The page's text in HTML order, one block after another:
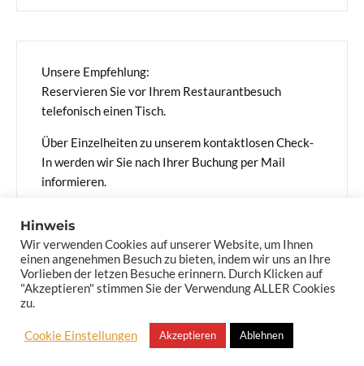
Unsere Empfehlung:
Reservieren Sie vor Ihrem Restaurantbesuch
telefonisch einen Tisch.
Über Einzelheiten zu unserem kontaktlosen Check-
In werden wir Sie nach Ihrer Buchung per Mail
informieren.
© 2026 - Ferienwohnung Obst - Hooksiel
Impressum Datenschutz AGBs Cookie Vereinbarung
Hinweis
Wir verwenden Cookies auf unserer Website, um Ihnen
einen angenehmen Besuch zu bieten, indem wir uns an Ihre
Vorlieben der letzen Besuche erinnern. Durch Klicken auf
"Akzeptieren" stimmen Sie der Verwendung ALLER Cookies
zu.
Cookie Einstellungen Akzeptieren Ablehnen